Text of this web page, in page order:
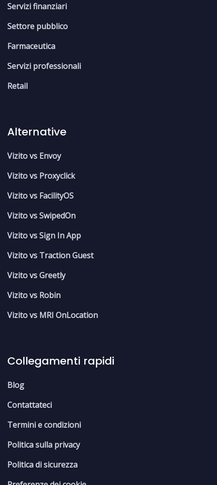
Servizi finanziari
Settore pubblico
Farmaceutica
Servizi professionali
Retail
Alternative
Vizito vs Envoy
Vizito vs Proxyclick
Vizito vs FacilityOS
Vizito vs SwipedOn
Vizito vs Sign In App
Vizito vs Traction Guest
Vizito vs Greetly
Vizito vs Robin
Vizito vs MRI OnLocation
Collegamenti rapidi
Blog
Contattateci
Termini e condizioni
Politica sulla privacy
Politica di sicurezza